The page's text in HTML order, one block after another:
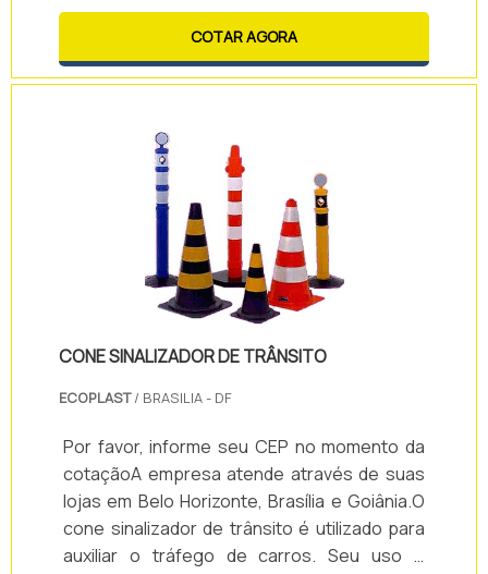
que o abastecimento e reabastecimento de
produtos ocorra de forma simples e
rápida.Aplicações e funçõesA movimentação
em quase todo empreendimento, sendo
utilizado na maiorias das vezes para a
armazenagens e transportes.
COTAR AGORA
CONE SINALIZADOR DE TRÂNSITO
ECOPLAST/ BRASILIA - DF
Por favor, informe seu CEP no momento da
cotaçãoA empresa atende através de suas
lojas em Belo Horizonte, Brasília e Goiânia.O
cone sinalizador de trânsito é utilizado para
auxiliar o tráfego de carros. Seu uso é